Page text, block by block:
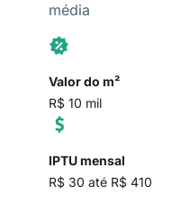
média
Valor do m²
R$ 10 mil
IPTU mensal
R$ 30 até R$ 410